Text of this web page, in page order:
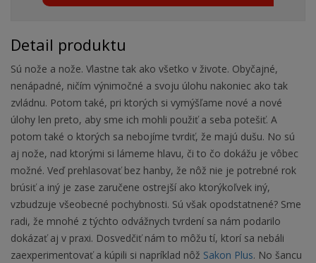
Detail produktu
Sú nože a nože. Vlastne tak ako všetko v živote. Obyčajné,
nenápadné, ničím výnimočné a svoju úlohu nakoniec ako tak
zvládnu. Potom také, pri ktorých si vymýšľame nové a nové
úlohy len preto, aby sme ich mohli použiť a seba potešiť. A
potom také o ktorých sa nebojíme tvrdiť, že majú dušu. No sú
aj nože, nad ktorými si lámeme hlavu, či to čo dokážu je vôbec
možné. Veď prehlasovať bez hanby, že nôž nie je potrebné rok
brúsiť a iný je zase zaručene ostrejší ako ktorýkoľvek iný,
vzbudzuje všeobecné pochybnosti. Sú však opodstatnené? Sme
radi, že mnohé z týchto odvážnych tvrdení sa nám podarilo
dokázať aj v praxi. Dosvedčiť nám to môžu tí, ktorí sa nebáli
zaexperimentovať a kúpili si napríklad nôž Sakon Plus. No šancu